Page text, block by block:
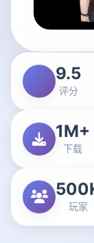
9.5
评分
1M+
下载
玩家